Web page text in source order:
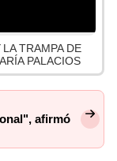
TRAMPA DE
PALACIOS
afirmó